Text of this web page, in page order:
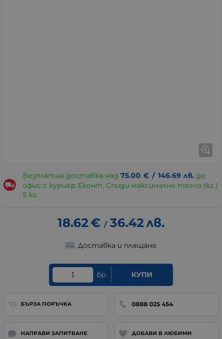
Безплатна доставка над 75.00 € / 146.69 лв. до
офис с куриер Еконт, Спиди максимално тегло (кг.)
5 кг.
18.62€ / 36.42лв.
Доставка и плащане
бр. КУПИ
БЪРЗА ПОРЪЧКА 0888 025 454
НАПРАВИ ЗАПИТВАНЕ ДОБАВИ В ЛЮБИМИ